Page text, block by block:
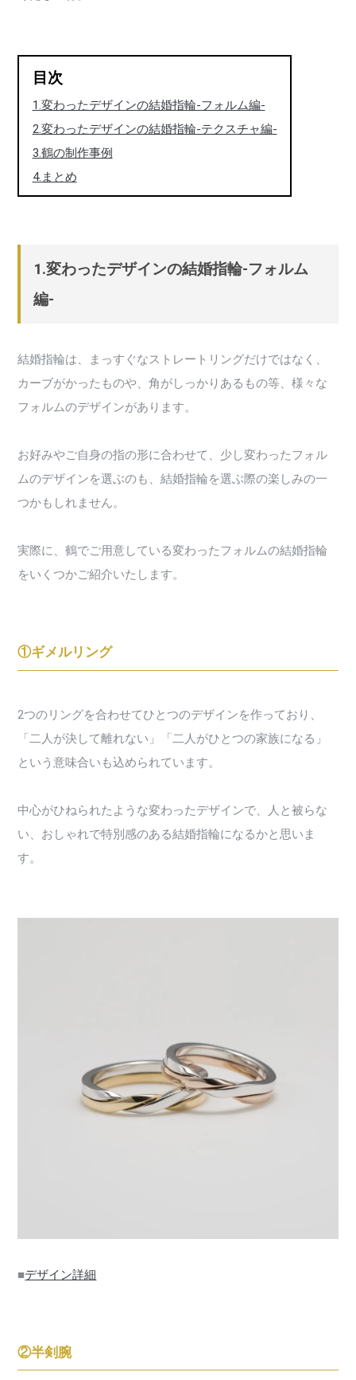
目次
1.変わったデザインの結婚指輪-フォルム編-
2.変わったデザインの結婚指輪-テクスチャ編-
3.鶴の制作事例
4.まとめ
1.変わったデザインの結婚指輪-フォルム
編-
結婚指輪は、まっすぐなストレートリングだけではなく、
カーブがかったものや、角がしっかりあるもの等、様々な
フォルムのデザインがあります。
お好みやご自身の指の形に合わせて、少し変わったフォル
ムのデザインを選ぶのも、結婚指輪を選ぶ際の楽しみの一
つかもしれません。
実際に、鶴でご用意している変わったフォルムの結婚指輪
をいくつかご紹介いたします。
①ギメルリング
2つのリングを合わせてひとつのデザインを作っており、
「二人が決して離れない」「二人がひとつの家族になる」
という意味合いも込められています。
中心がひねられたような変わったデザインで、人と被らな
い、おしゃれで特別感のある結婚指輪になるかと思いま
す。
■デザイン詳細
②半剣腕